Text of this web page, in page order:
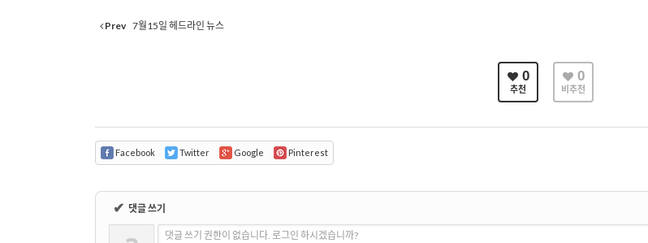
Prev 7월15일 헤드라인 뉴스
0
추천
0
비추천
Facebook Twitter Google Pinterest
✔ 댓글 쓰기
댓글 쓰기 권한이 없습니다. 로그인 하시겠습니까?